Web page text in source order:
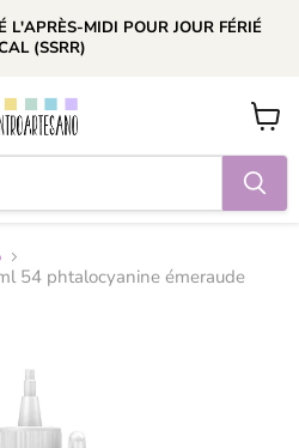
L'APRÈS-MIDI POUR JOUR FÉRIÉ
(SSRR)
Voir
le
panier
54 phtalocyanine émeraude